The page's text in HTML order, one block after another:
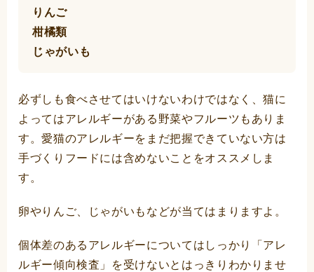
りんご
柑橘類
じゃがいも
必ずしも食べさせてはいけないわけではなく、猫に
よってはアレルギーがある野菜やフルーツもありま
す。愛猫のアレルギーをまだ把握できていない方は
手づくりフードには含めないことをオススメしま
す。
卵やりんご、じゃがいもなどが当てはまりますよ。
個体差のあるアレルギーについてはしっかり「アレ
ルギー傾向検査」を受けないとはっきりわかりませ